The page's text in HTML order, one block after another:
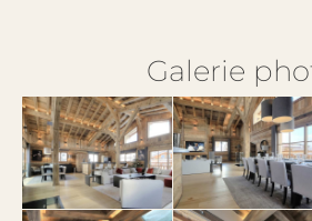
Galerie